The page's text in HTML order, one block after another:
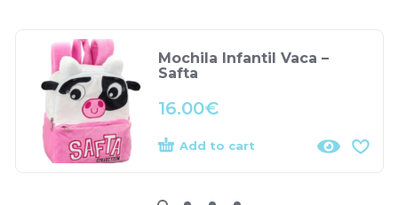
Mochila Infantil Vaca –
Safta
16.00€
Add to cart